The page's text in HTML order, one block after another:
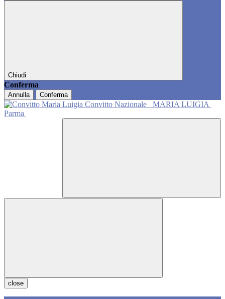
Chiudi
Conferma
Annulla Conferma
Convitto Nazionale
MARIA LUIGIA
Parma
close